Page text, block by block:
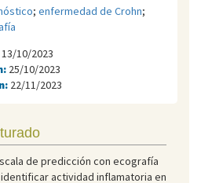
; enfermedad de Crohn;
13/10/2023
25/10/2023
22/11/2023
de predicción con ecografía
actividad inflamatoria en